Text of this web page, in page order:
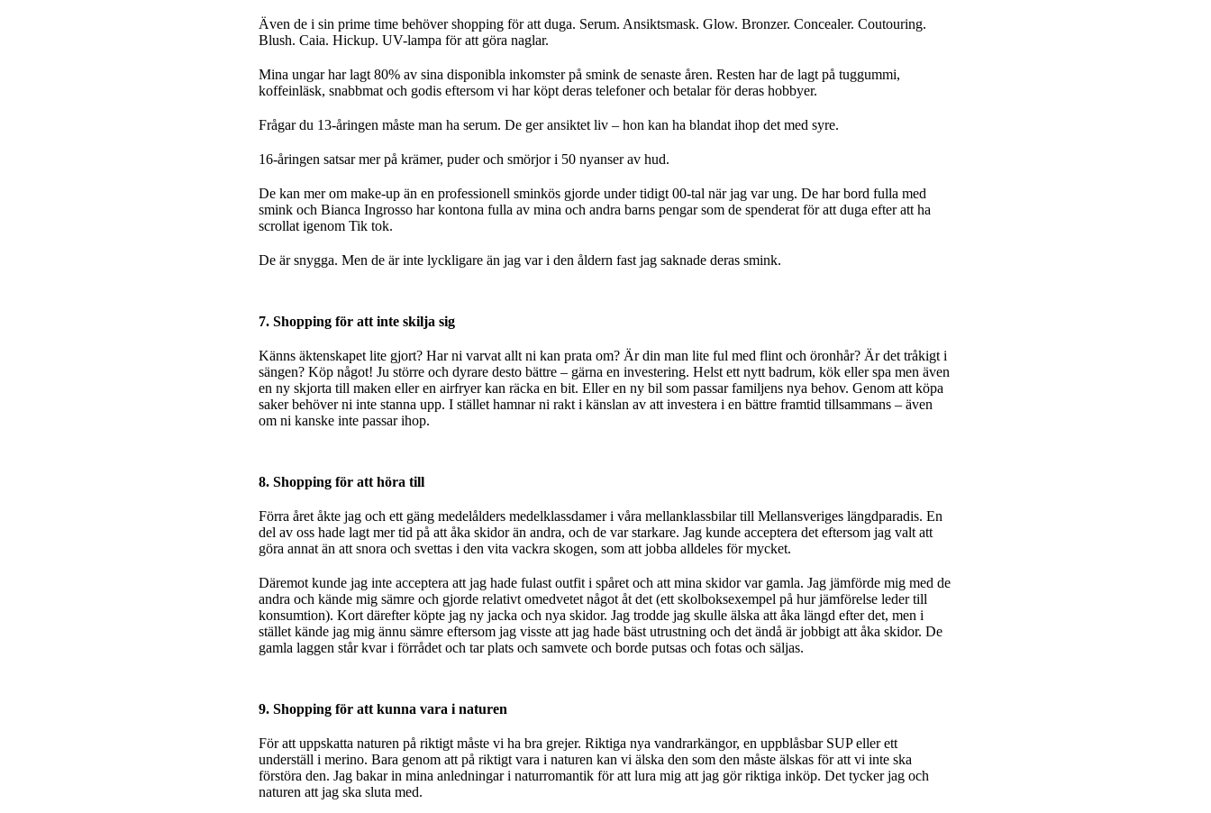
Även de i sin prime time behöver shopping för att duga. Serum. Ansiktsmask. Glow. Bronzer. Concealer. Coutouring.
Blush. Caia. Hickup. UV-lampa för att göra naglar.
Mina ungar har lagt 80% av sina disponibla inkomster på smink de senaste åren. Resten har de lagt på tuggummi,
koffeinläsk, snabbmat och godis eftersom vi har köpt deras telefoner och betalar för deras hobbyer.
Frågar du 13-åringen måste man ha serum. De ger ansiktet liv – hon kan ha blandat ihop det med syre.
16-åringen satsar mer på krämer, puder och smörjor i 50 nyanser av hud.
De kan mer om make-up än en professionell sminkös gjorde under tidigt 00-tal när jag var ung. De har bord fulla med
smink och Bianca Ingrosso har kontona fulla av mina och andra barns pengar som de spenderat för att duga efter att ha
scrollat igenom Tik tok.
De är snygga. Men de är inte lyckligare än jag var i den åldern fast jag saknade deras smink.
7. Shopping för att inte skilja sig
Känns äktenskapet lite gjort? Har ni varvat allt ni kan prata om? Är din man lite ful med flint och öronhår? Är det tråkigt i
sängen? Köp något! Ju större och dyrare desto bättre – gärna en investering. Helst ett nytt badrum, kök eller spa men även
en ny skjorta till maken eller en airfryer kan räcka en bit. Eller en ny bil som passar familjens nya behov. Genom att köpa
saker behöver ni inte stanna upp. I stället hamnar ni rakt i känslan av att investera i en bättre framtid tillsammans – även
om ni kanske inte passar ihop.
8. Shopping för att höra till
Förra året åkte jag och ett gäng medelålders medelklassdamer i våra mellanklassbilar till Mellansveriges längdparadis. En
del av oss hade lagt mer tid på att åka skidor än andra, och de var starkare. Jag kunde acceptera det eftersom jag valt att
göra annat än att snora och svettas i den vita vackra skogen, som att jobba alldeles för mycket.
Däremot kunde jag inte acceptera att jag hade fulast outfit i spåret och att mina skidor var gamla. Jag jämförde mig med de
andra och kände mig sämre och gjorde relativt omedvetet något åt det (ett skolboksexempel på hur jämförelse leder till
konsumtion). Kort därefter köpte jag ny jacka och nya skidor. Jag trodde jag skulle älska att åka längd efter det, men i
stället kände jag mig ännu sämre eftersom jag visste att jag hade bäst utrustning och det ändå är jobbigt att åka skidor. De
gamla laggen står kvar i förrådet och tar plats och samvete och borde putsas och fotas och säljas.
9. Shopping för att kunna vara i naturen
För att uppskatta naturen på riktigt måste vi ha bra grejer. Riktiga nya vandrarkängor, en uppblåsbar SUP eller ett
underställ i merino. Bara genom att på riktigt vara i naturen kan vi älska den som den måste älskas för att vi inte ska
förstöra den. Jag bakar in mina anledningar i naturromantik för att lura mig att jag gör riktiga inköp. Det tycker jag och
naturen att jag ska sluta med.